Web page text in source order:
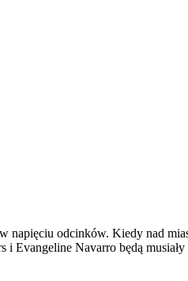
odcinków. Kiedy nad
Navarro będą